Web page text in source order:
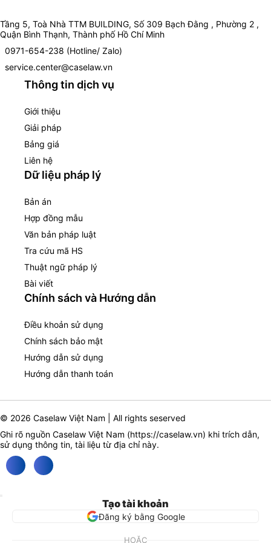
Tầng 5, Toà Nhà TTM BUILDING, Số 309 Bạch Đằng , Phường 2 ,
Quận Bình Thạnh, Thành phố Hồ Chí Minh
0971-654-238 (Hotline/ Zalo)
service.center@caselaw.vn
Thông tin dịch vụ
Giới thiệu
Giải pháp
Bảng giá
Liên hệ
Dữ liệu pháp lý
Bản án
Hợp đồng mẫu
Văn bản pháp luật
Tra cứu mã HS
Thuật ngữ pháp lý
Bài viết
Chính sách và Hướng dẫn
Điều khoản sử dụng
Chính sách bảo mật
Hướng dẫn sử dụng
Hướng dẫn thanh toán
© 2026 Caselaw Việt Nam | All rights seserved
Ghi rõ nguồn Caselaw Việt Nam (https://caselaw.vn) khi trích dẫn,
sử dụng thông tin, tài liệu từ địa chỉ này.
Tạo tài khoản
Đăng ký bằng Google
HOẶC